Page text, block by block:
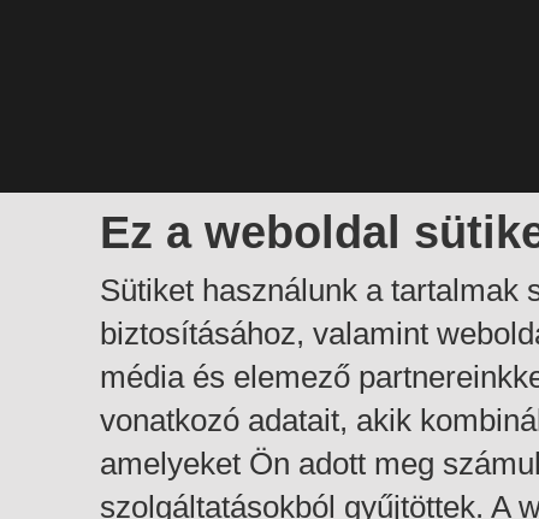
Ez a weboldal
Sütiket használunk a tartalmak
biztosításához, valamint
média és elemező
vonatkozó adatait, akik
amelyeket Ön adott meg
szolgáltatásokból gyűjtöttek. A